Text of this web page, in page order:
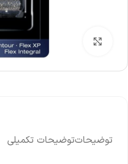
بزرگنمایی تصویر
توضیحاتتوضیحات تکمیلی